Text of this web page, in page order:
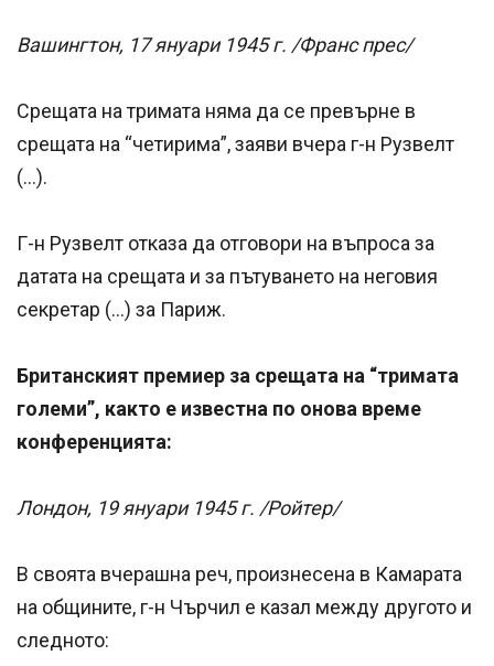
Вашингтон, 17 януари 1945 г. /Франс прес/
Срещата на тримата няма да се превърне в
срещата на “четирима”, заяви вчера г-н Рузвелт
(…).
Г-н Рузвелт отказа да отговори на въпроса за
датата на срещата и за пътуването на неговия
секретар (…) за Париж.
Британският премиер за срещата на “тримата
големи”, както е известна по онова време
конференцията:
Лондон, 19 януари 1945 г. /Ройтер/
В своята вчерашна реч, произнесена в Камарата
на общините, г-н Чърчил е казал между другото и
следното: